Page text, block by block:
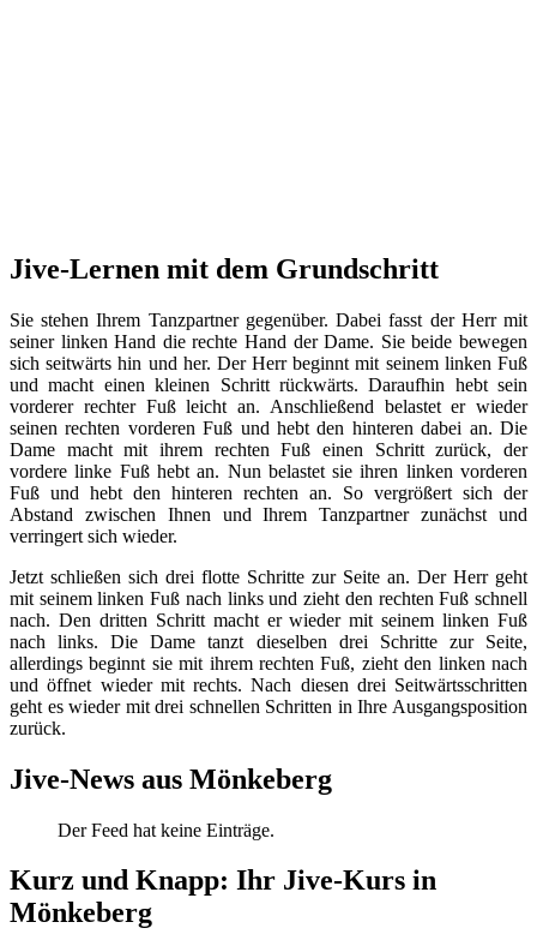
Jive-Lernen mit dem Grundschritt
Sie stehen Ihrem Tanzpartner gegenüber. Dabei fasst der Herr mit
seiner linken Hand die rechte Hand der Dame. Sie beide bewegen
sich seitwärts hin und her. Der Herr beginnt mit seinem linken Fuß
und macht einen kleinen Schritt rückwärts. Daraufhin hebt sein
vorderer rechter Fuß leicht an. Anschließend belastet er wieder
seinen rechten vorderen Fuß und hebt den hinteren dabei an. Die
Dame macht mit ihrem rechten Fuß einen Schritt zurück, der
vordere linke Fuß hebt an. Nun belastet sie ihren linken vorderen
Fuß und hebt den hinteren rechten an. So vergrößert sich der
Abstand zwischen Ihnen und Ihrem Tanzpartner zunächst und
verringert sich wieder.
Jetzt schließen sich drei flotte Schritte zur Seite an. Der Herr geht
mit seinem linken Fuß nach links und zieht den rechten Fuß schnell
nach. Den dritten Schritt macht er wieder mit seinem linken Fuß
nach links. Die Dame tanzt dieselben drei Schritte zur Seite,
allerdings beginnt sie mit ihrem rechten Fuß, zieht den linken nach
und öffnet wieder mit rechts. Nach diesen drei Seitwärtsschritten
geht es wieder mit drei schnellen Schritten in Ihre Ausgangsposition
zurück.
Jive-News aus Mönkeberg
Der Feed hat keine Einträge.
Kurz und Knapp: Ihr Jive-Kurs in
Mönkeberg